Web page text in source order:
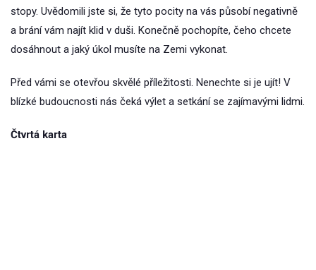
stopy. Uvědomili jste si, že tyto pocity na vás působí negativně
a brání vám najít klid v duši. Konečně pochopíte, čeho chcete
dosáhnout a jaký úkol musíte na Zemi vykonat.
Před vámi se otevřou skvělé příležitosti. Nenechte si je ujít! V
blízké budoucnosti nás čeká výlet a setkání se zajímavými lidmi.
Čtvrtá karta